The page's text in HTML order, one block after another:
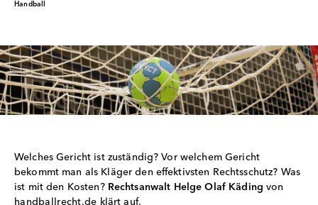
Handball
Welches Gericht ist zuständig? Vor welchem Gericht
bekommt man als Kläger den effektivsten Rechtsschutz? Was
ist mit den Kosten? Rechtsanwalt Helge Olaf Käding von
handballrecht.de klärt auf.